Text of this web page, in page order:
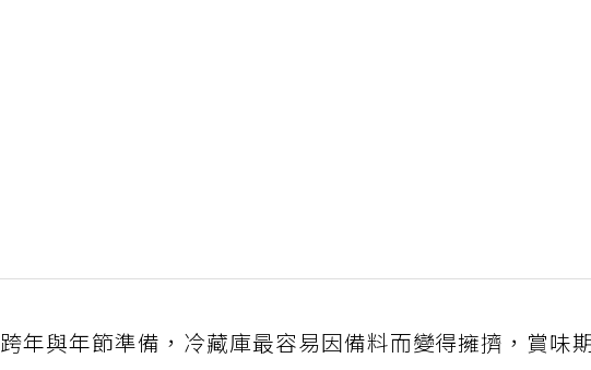
年與年節準備，冷藏庫最容易因備料而變得擁擠，賞味